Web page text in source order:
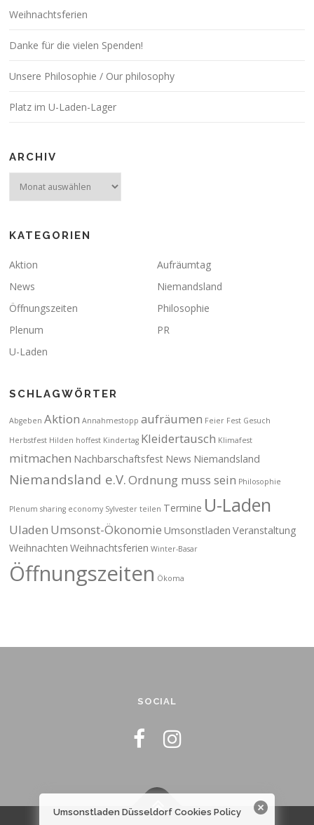
Weihnachtsferien
Danke für die vielen Spenden!
Unsere Philosophie / Our philosophy
Platz im U-Laden-Lager
ARCHIV
KATEGORIEN
Aktion
Aufräumtag
News
Niemandsland
Öffnungszeiten
Philosophie
Plenum
PR
U-Laden
SCHLAGWÖRTER
Abgeben Aktion Annahmestopp aufräumen Feier Fest Gesuch
Herbstfest Hilden hoffest Kindertag Kleidertausch Klimafest
mitmachen Nachbarschaftsfest News Niemandsland
Niemandsland e.V.Ordnung muss sein Philosophie
Plenum sharing economy Sylvester teilen Termine U-Laden
Uladen Umsonst-Ökonomie Umsonstladen Veranstaltung
Weihnachten Weihnachtsferien Winter-Basar
Öffnungszeiten Ökoma
SOCIAL
Umsonstladen Düsseldorf Cookies Policy